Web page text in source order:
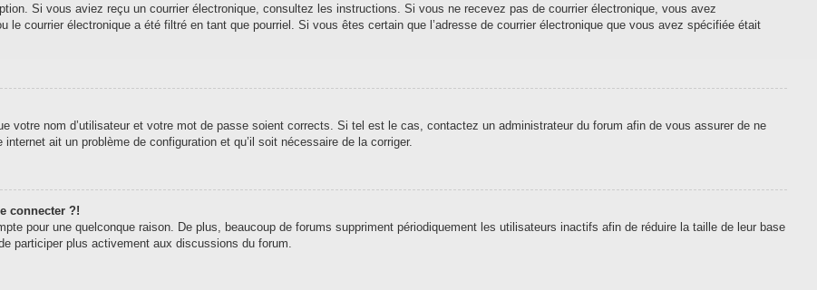
Si vous aviez reçu un courrier électronique, consultez les instructions. Si vous ne recevez pas de courrier électronique, vous avez
le courrier électronique a été filtré en tant que pourriel. Si vous êtes certain que l’adresse de courrier électronique que vous avez spécifiée était
votre nom d’utilisateur et votre mot de passe soient corrects. Si tel est le cas, contactez un administrateur du forum afin de vous assurer de ne
ait un problème de configuration et qu’il soit nécessaire de la corriger.
connecter ?!
pour une quelconque raison. De plus, beaucoup de forums suppriment périodiquement les utilisateurs inactifs afin de réduire la taille de leur base
participer plus activement aux discussions du forum.